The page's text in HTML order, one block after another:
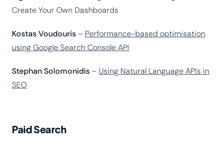
Create Your Own Dashboards
Kostas Voudouris– Performance-based optimisation
using Google Search Console API
Stephan Solomonidis– Using Natural Language APIs in
SEO
Paid Search